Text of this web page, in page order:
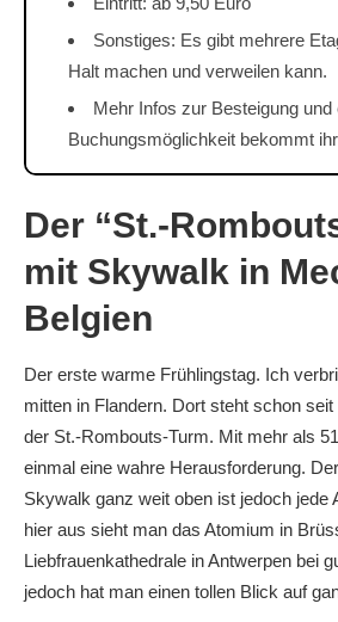
Sonstiges: Es gibt mehrere
Halt machen und verweilen kann.
Mehr Infos zur Besteigung und
Buchungsmöglichkeit bekommt ihr
Der “St.-
mit Skywalk in
Belgien
Der erste warme Frühlingstag. Ich
mitten in Flandern. Dort steht schon
der St.-Rombouts-Turm. Mit mehr als
einmal eine wahre Herausforderung.
Skywalk ganz weit oben ist jedoch jede
hier aus sieht man das Atomium in
Liebfrauenkathedrale in Antwerpen bei
jedoch hat man einen tollen Blick auf